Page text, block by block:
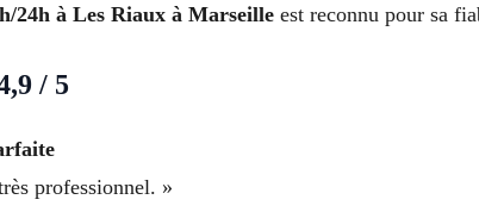
24h à Les Riaux à Marseille est reconnu pour sa
/ 5
professionnel. »